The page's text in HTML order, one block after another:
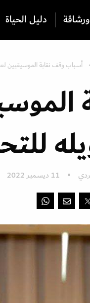
دليل الحياة
أسباب وقف نقابة الموسيقيين
11 ديسمبر 2022